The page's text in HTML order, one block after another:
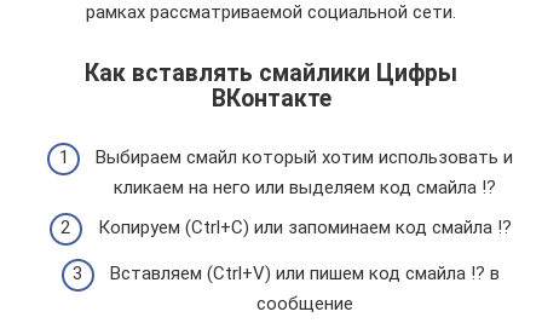
рамках рассматриваемой социальной сети.
Как вставлять смайлики Цифры
ВКонтакте
Выбираем смайл который хотим использовать и
кликаем на него или выделяем код смайла ⁉
Копируем (Ctrl+C) или запоминаем код смайла ⁉
Вставляем (Ctrl+V) или пишем код смайла ⁉ в
сообщение